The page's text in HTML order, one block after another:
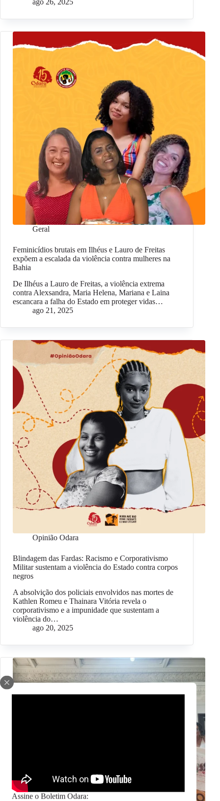
Assine o Boletim Odara:
ago 26, 2025
Geral
Feminicídios brutais em Ilhéus e Lauro de Freitas
expõem a escalada da violência contra mulheres na
Bahia
De Ilhéus a Lauro de Freitas, a violência extrema
contra Alexsandra, Maria Helena, Mariana e Laina
escancara a falha do Estado em proteger vidas…
ago 21, 2025
Opinião Odara
Blindagem das Fardas: Racismo e Corporativismo
Militar sustentam a violência do Estado contra corpos
negros
A absolvição dos policiais envolvidos nas mortes de
Kathlen Romeu e Thainara Vitória revela o
corporativismo e a impunidade que sustentam a
violência do…
ago 20, 2025